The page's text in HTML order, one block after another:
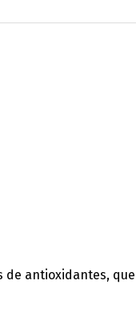
de antioxidantes,